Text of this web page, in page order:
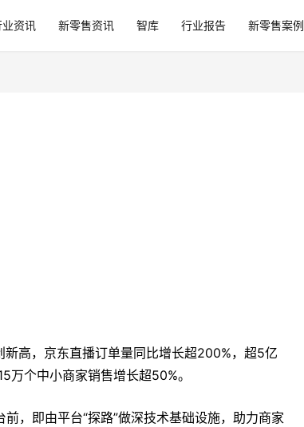
业资讯 新零售资讯 智库 行业报告 新零售案例
新高，京东直播订单量同比增长超200%，超5亿
个中小商家销售增长超50%。
，即由平台“探路”做深技术基础设施，助力商家